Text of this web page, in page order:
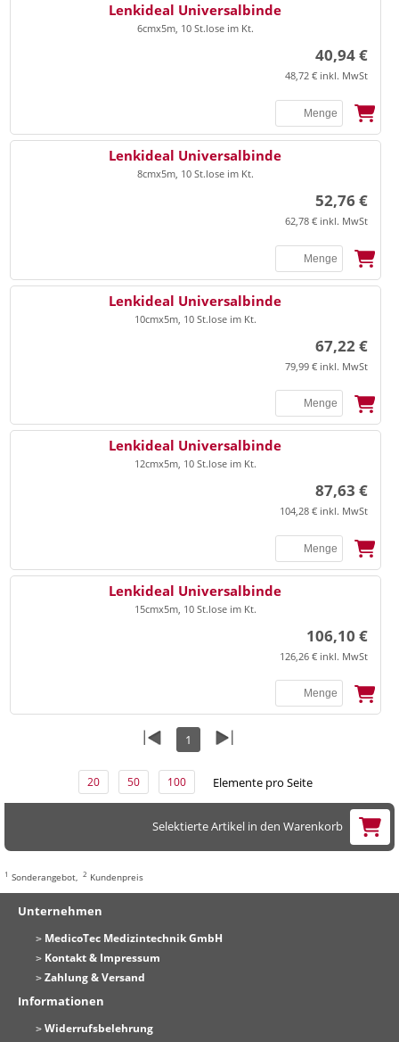
Lenkideal Universalbinde
6cmx5m, 10 St.lose im Kt.
40,94 €
48,72 € inkl. MwSt
Lenkideal Universalbinde
8cmx5m, 10 St.lose im Kt.
52,76 €
62,78 € inkl. MwSt
Lenkideal Universalbinde
10cmx5m, 10 St.lose im Kt.
67,22 €
79,99 € inkl. MwSt
Lenkideal Universalbinde
12cmx5m, 10 St.lose im Kt.
87,63 €
104,28 € inkl. MwSt
Lenkideal Universalbinde
15cmx5m, 10 St.lose im Kt.
106,10 €
126,26 € inkl. MwSt
1
20 50 100 Elemente pro Seite
Selektierte Artikel in den Warenkorb
1 Sonderangebot, 2 Kundenpreis
Unternehmen
MedicoTec Medizintechnik GmbH
Kontakt & Impressum
Zahlung & Versand
Informationen
Widerrufsbelehrung